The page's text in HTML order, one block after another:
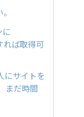
ば取得可
にサイトを
まだ時間